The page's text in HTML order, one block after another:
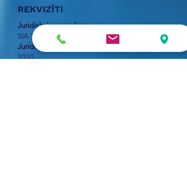
REKVIZĪTI
Juridiskais nosaukums:
SIA "Auditorfirma "Grāmatvedis""
Juridiskā adrese
: Skolas iela 27-3, Rīga, LV-
1010